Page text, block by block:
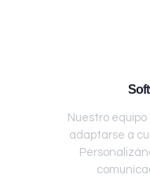
Nuestro
adaptarse a